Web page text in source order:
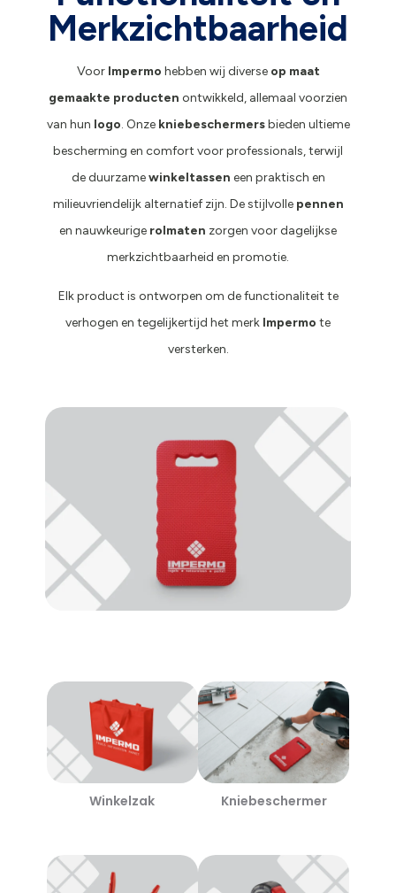
Merkzichtbaarheid
Voor Impermo hebben wij diverse op maat
gemaakte producten ontwikkeld, allemaal voorzien
van hun logo. Onze kniebeschermersbieden ultieme
bescherming en comfort voor professionals, terwijl
de duurzamewinkeltassen een praktisch en
milieuvriendelijk alternatief zijn. De stijlvolle pennen
en nauwkeurige rolmaten zorgen voor dagelijkse
merkzichtbaarheid en promotie.
Elk product is ontworpen om de functionaliteit te
verhogen en tegelijkertijd het merk Impermo te
versterken.
Winkelzak Kniebeschermer